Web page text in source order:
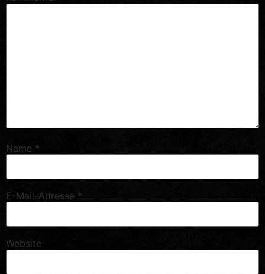
Name *
E-Mail-Adresse *
Website